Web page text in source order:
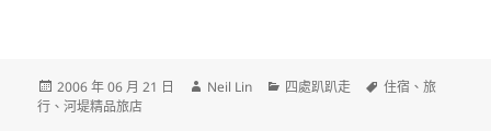
發
佈
2006 年 06 月 21 日
作
Neil Lin
分
四處趴趴走
標
住宿 、旅
行 、河堤精品旅店